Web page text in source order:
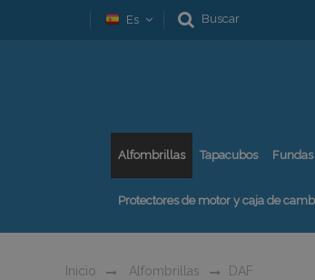
Es Buscar
Alfombrillas Tapacubos
Protectores de motor y caja de
Inicio Alfombrillas DAF